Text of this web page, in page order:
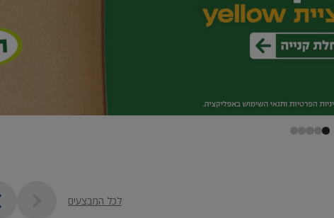
לכל המבצעים